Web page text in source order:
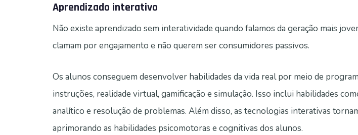
Aprendizado interativo
Não existe aprendizado sem interatividade quando falamos da geração mais
clamam por engajamento e não querem ser consumidores passivos.
Os alunos conseguem desenvolver habilidades da vida real por meio de
instruções, realidade virtual, gamificação e simulação. Isso inclui habilidades
analítico e resolução de problemas. Além disso, as tecnologias interativas
aprimorando as habilidades psicomotoras e cognitivas dos alunos.